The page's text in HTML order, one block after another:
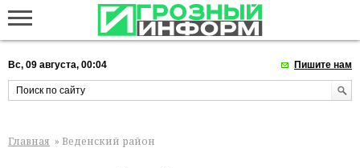
Вс, 09 августа, 00:04 Пишите нам
Главная » Веденский район